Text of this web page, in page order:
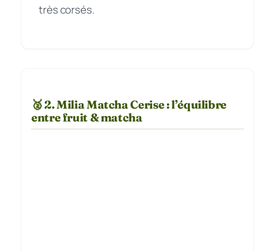
très corsés.
🥈 2. Milia Matcha Cerise : l’équilibre
entre fruit & matcha